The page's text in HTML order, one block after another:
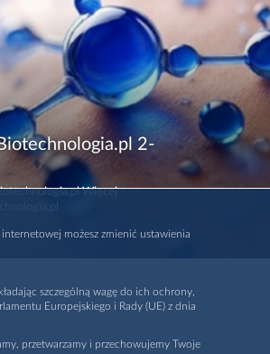
2-
Więcej
możesz zmienić ustawienia
szczególną wagę do ich ochrony,
Europejskiego i Rady (UE) z dnia
przetwarzamy i przechowujemy Twoje